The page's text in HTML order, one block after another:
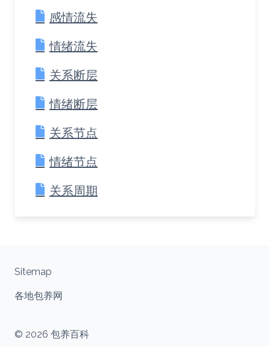
感情流失
情绪流失
关系断层
情绪断层
关系节点
情绪节点
关系周期
© 2026 包养百科
Sitemap
各地包养网